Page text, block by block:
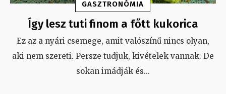
GASZTRONÓMIA
Így lesz tuti finom a főtt kukorica
Ez az a nyári csemege, amit valószínű nincs olyan,
aki nem szereti. Persze tudjuk, kivételek vannak. De
sokan imádják és...